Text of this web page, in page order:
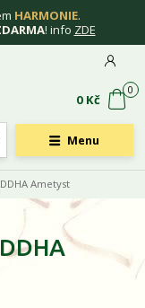
HARMONIE.
! info ZDE
Menu
0
0 Kč
Ametyst